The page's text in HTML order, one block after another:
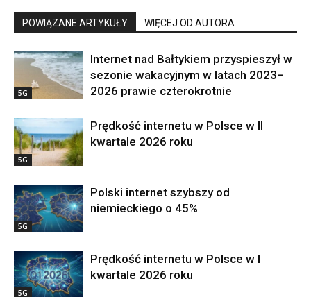
POWIĄZANE ARTYKUŁY WIĘCEJ OD AUTORA
5G
Internet nad Bałtykiem przyspieszył w
sezonie wakacyjnym w latach 2023–
2026 prawie czterokrotnie
5G
Prędkość internetu w Polsce w II
kwartale 2026 roku
5G
Polski internet szybszy od
niemieckiego o 45%
5G
Prędkość internetu w Polsce w I
kwartale 2026 roku